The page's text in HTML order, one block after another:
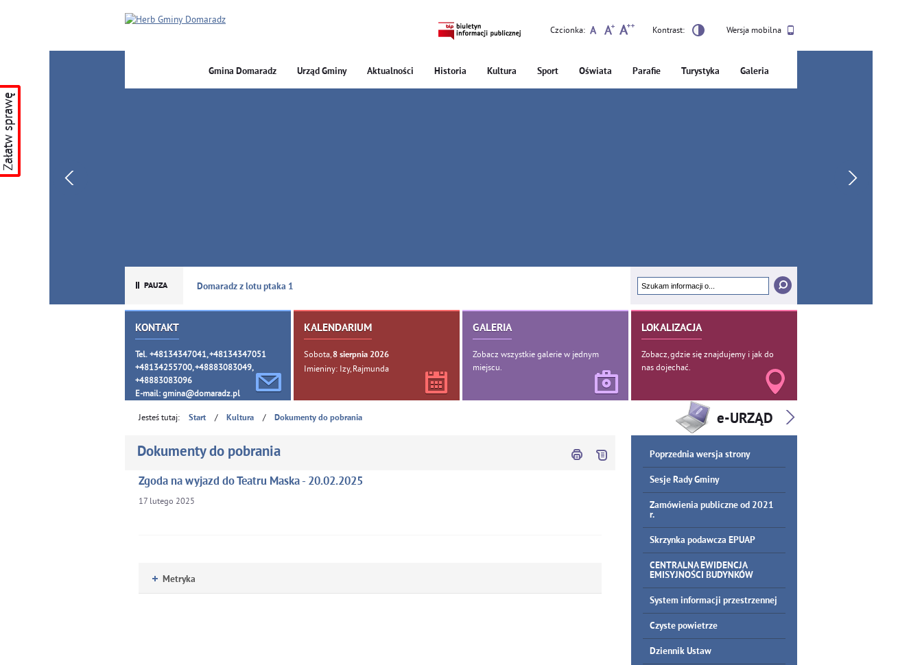
Wersja mobilna
Czcionka: Kontrast:
Gmina Domaradz Urząd Gminy Aktualności Historia Kultura Sport Oświata Parafie Turystyka Galeria
Domaradz z lotu ptaka 1
KONTAKT
Tel. +48134347041, +48134347051
+48134255700, +48883083049,
+48883083096
E-mail: gmina@domaradz.pl
KALENDARIUM
Sobota, 8sierpnia 2026
Imieniny: Izy, Rajmunda
GALERIA
Zobacz wszystkie galerie w jednym
miejscu.
LOKALIZACJA
Zobacz, gdzie się znajdujemy i jak do
nas dojechać.
Załatw sprawę
Jesteś tutaj: Start / Kultura / Dokumenty do pobrania
Dokumenty do pobrania
Zgoda na wyjazd do Teatru Maska - 20.02.2025
17 lutego 2025
Metryka
Poprzednia wersja strony
Sesje Rady Gminy
Zamówienia publiczne od 2021
r.
Skrzynka podawcza EPUAP
CENTRALNA EWIDENCJA
EMISYJNOŚCI BUDYNKÓW
System informacji przestrzennej
Czyste powietrze
Dziennik Ustaw